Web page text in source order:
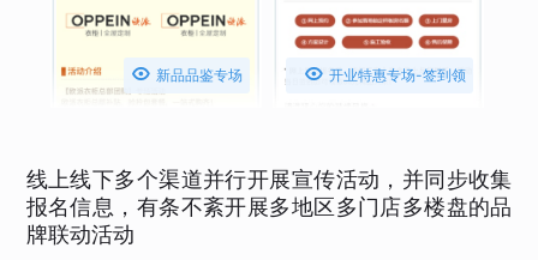
 新品品鉴专场  开业特惠专场-签到领
线上线下多个渠道并行开展宣传活动，并同步收集
报名信息，有条不紊开展多地区多门店多楼盘的品
牌联动活动